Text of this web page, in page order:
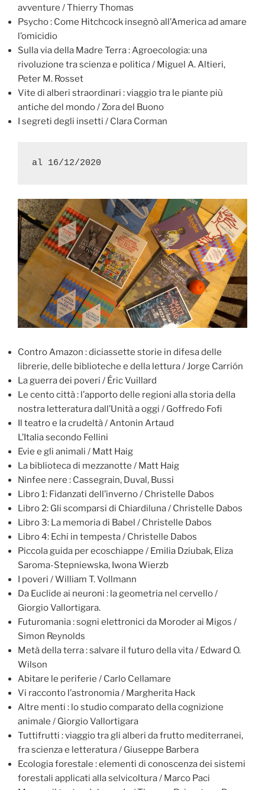
avventure / Thierry Thomas
Psycho : Come Hitchcock insegnò all’America ad amare
l’omicidio
Sulla via della Madre Terra : Agroecologia: una
rivoluzione tra scienza e politica / Miguel A. Altieri,
Peter M. Rosset
Vite di alberi straordinari : viaggio tra le piante più
antiche del mondo / Zora del Buono
I segreti degli insetti / Clara Corman
al 16/12/2020
Contro Amazon : diciassette storie in difesa delle
librerie, delle biblioteche e della lettura / Jorge Carrión
La guerra dei poveri / Éric Vuillard
Le cento città : l’apporto delle regioni alla storia della
nostra letteratura dall’Unità a oggi / Goffredo Fofi
Il teatro e la crudeltà / Antonin Artaud
L’Italia secondo Fellini
Evie e gli animali / Matt Haig
La biblioteca di mezzanotte / Matt Haig
Ninfee nere : Cassegrain, Duval, Bussi
Libro 1: Fidanzati dell’inverno / Christelle Dabos
Libro 2: Gli scomparsi di Chiardiluna / Christelle Dabos
Libro 3: La memoria di Babel / Christelle Dabos
Libro 4: Echi in tempesta / Christelle Dabos
Piccola guida per ecoschiappe / Emilia Dziubak, Eliza
Saroma-Stepniewska, Iwona Wierzb
I poveri / William T. Vollmann
Da Euclide ai neuroni : la geometria nel cervello /
Giorgio Vallortigara.
Futuromania : sogni elettronici da Moroder ai Migos /
Simon Reynolds
Metà della terra : salvare il futuro della vita / Edward O.
Wilson
Abitare le periferie / Carlo Cellamare
Vi racconto l’astronomia / Margherita Hack
Altre menti : lo studio comparato della cognizione
animale / Giorgio Vallortigara
Tuttifrutti : viaggio tra gli alberi da frutto mediterranei,
fra scienza e letteratura / Giuseppe Barbera
Ecologia forestale : elementi di conoscenza dei sistemi
forestali applicati alla selvicoltura / Marco Paci